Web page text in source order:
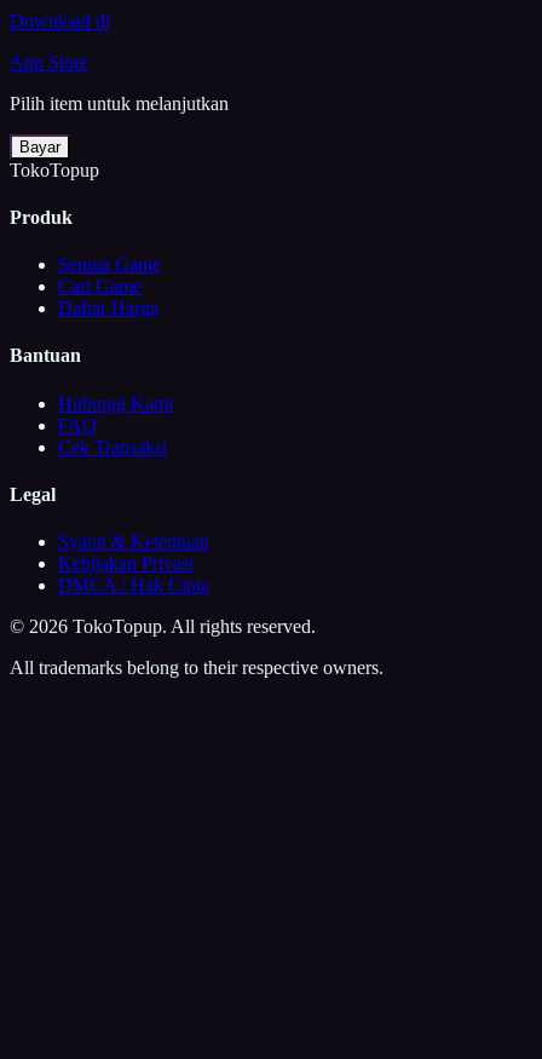
Download di
App Store
Pilih item untuk melanjutkan
Bayar
TokoTopup
Produk
Semua Game
Cari Game
Daftar Harga
Bantuan
Hubungi Kami
FAQ
Cek Transaksi
Legal
Syarat & Ketentuan
Kebijakan Privasi
DMCA / Hak Cipta
© 2026 TokoTopup. All rights reserved.
All trademarks belong to their respective owners.